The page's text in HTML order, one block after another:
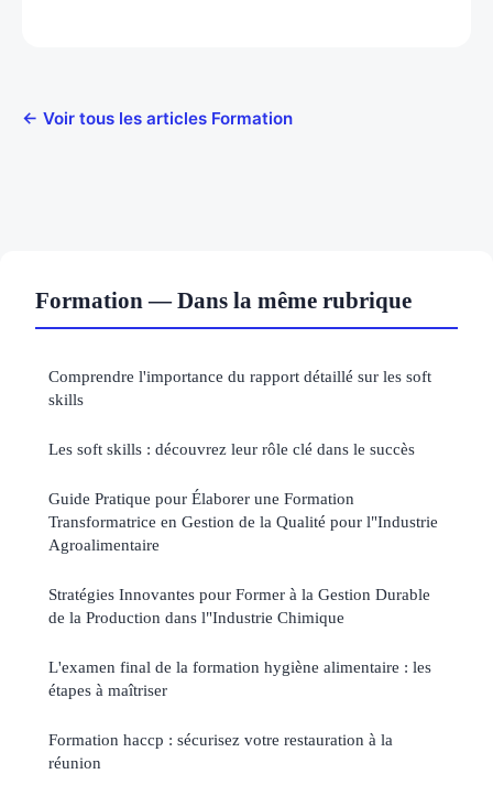
← Voir tous les articles Formation
Formation — Dans la même rubrique
Comprendre l'importance du rapport détaillé sur les soft
skills
Les soft skills : découvrez leur rôle clé dans le succès
Guide Pratique pour Élaborer une Formation
Transformatrice en Gestion de la Qualité pour l"Industrie
Agroalimentaire
Stratégies Innovantes pour Former à la Gestion Durable
de la Production dans l"Industrie Chimique
L'examen final de la formation hygiène alimentaire : les
étapes à maîtriser
Formation haccp : sécurisez votre restauration à la
réunion